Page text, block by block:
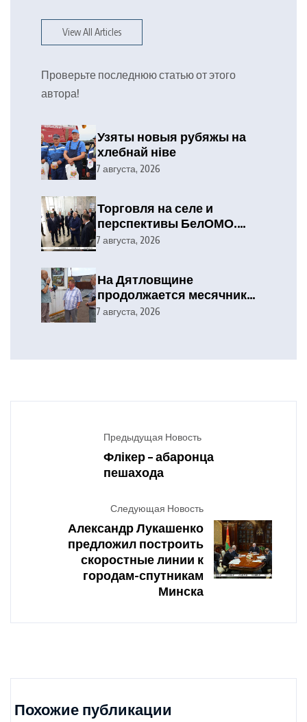
View All Articles
Проверьте последнюю статью от этого
автора!
Узяты новыя рубяжы на
хлебнай ніве
7 августа, 2026
Торговля на селе и
перспективы БелОМО.
Александр Лукашенко
7 августа, 2026
На Дятловщине
продолжается месячник
безопасности труда при
7 августа, 2026
Предыдущая Новость
Флікер – абаронца
пешахода
Следующая Новость
Александр Лукашенко
предложил построить
скоростные линии к
городам-спутникам
Минска
Похожие публикации